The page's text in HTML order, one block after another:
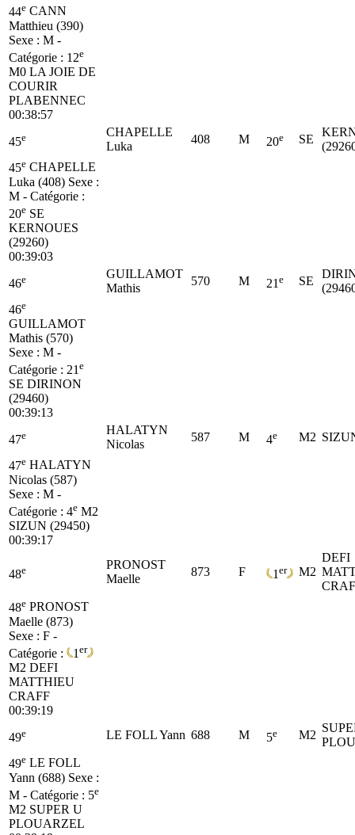
44e CANN
Matthieu (390)
Sexe : M -
Catégorie : 12e
M0 LA JOIE DE
COURIR
PLABENNEC
00:38:57
45e
CHAPELLE
Luka
408 M 20e SE
45e CHAPELLE
Luka (408) Sexe :
M - Catégorie :
20e SE
KERNOUES
(29260)
00:39:03
46e
GUILLAMOT
Mathis
570 M 21 e SE
46e
GUILLAMOT
Mathis (570)
Sexe : M -
Catégorie : 21 e
SE DIRINON
(29460)
00:39:13
47e
HALATYN
Nicolas
587 M 4e M2
47e HALATYN
Nicolas (587)
Sexe : M -
Catégorie : 4e M2
SIZUN (29450)
00:39:17
48e
PRONOST
Maelle
873 F 1 er M2
DEFI
48e PRONOST
Maelle (873)
Sexe : F -
Catégorie :
1 er
M2 DEFI
MATTHIEU
CRAFF
00:39:19
49e LE FOLL Yann 688 M 5e M2
49e LE FOLL
Yann (688) Sexe :
M - Catégorie : 5e
M2 SUPER U
PLOUARZEL